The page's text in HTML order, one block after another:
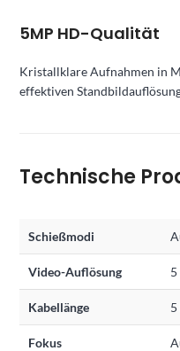
5MP HD-Qualität
Kristallklare Aufnahmen in
effektiven
Technische
Schießmodi
Video-Auflösung
Kabellänge
Fokus